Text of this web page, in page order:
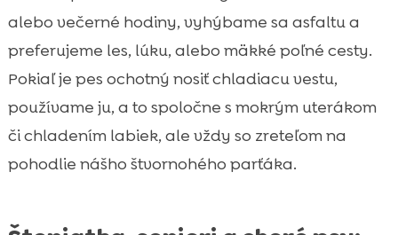
alebo večerné hodiny, vyhýbame sa asfaltu a
preferujeme les, lúku, alebo mäkké poľné cesty.
Pokiaľ je pes ochotný nosiť chladiacu vestu,
používame ju, a to spoločne s mokrým uterákom
či chladením labiek, ale vždy so zreteľom na
pohodlie nášho štvornohého parťáka.